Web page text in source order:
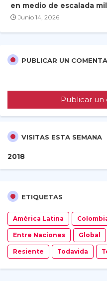
en medio de escalada
Junio 14, 2026
PUBLICAR UN
Publicar un
VISITAS ESTA SEMANA
2018
ETIQUETAS
América Latina
Entre Naciones Global
Resiente Todavida